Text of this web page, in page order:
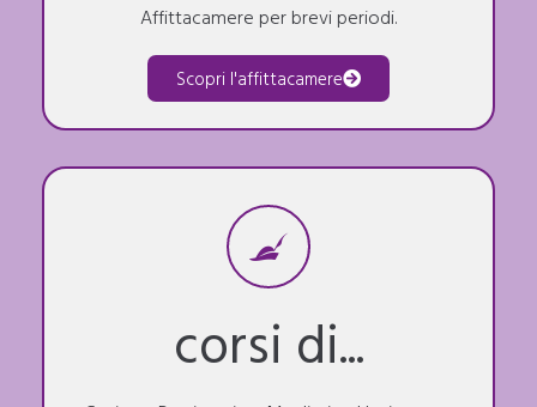
Affittacamere per brevi periodi.
Scopri l'affittacamere
corsi di...